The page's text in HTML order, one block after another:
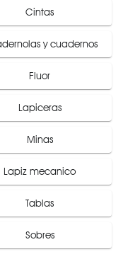
Cintas
y cuadernos
Fluor
Lapiceras
Minas
Lapiz mecanico
Tablas
Sobres